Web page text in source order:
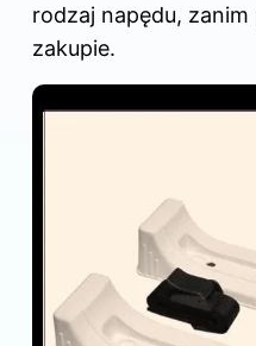
rodzaj napędu,
zakupie.